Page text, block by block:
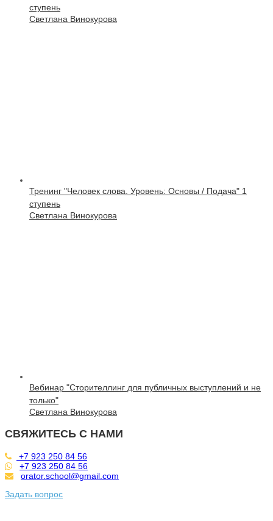
ступень
Светлана Винокурова
Тренинг "Человек слова. Уровень: Основы / Подача" 1
ступень
Светлана Винокурова
Вебинар "Сторителлинг для публичных выступлений и не
только"
Светлана Винокурова
СВЯЖИТЕСЬ С НАМИ
+7 923 250 84 56
+7 923 250 84 56
orator.school@gmail.com
Задать вопрос